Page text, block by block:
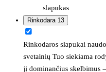
slapukas
Rinkodara 13
Rinkodaros slapukai
svetainių Tuo siekiama
jį dominančius skelbimus